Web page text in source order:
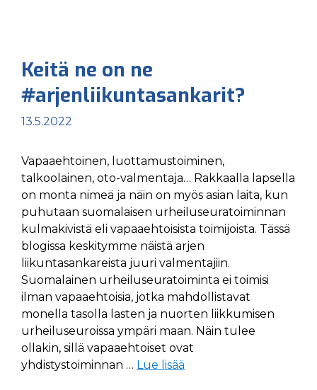
Keitä ne on ne
#arjenliikuntasankarit?
13.5.2022
Vapaaehtoinen, luottamustoiminen,
talkoolainen, oto-valmentaja… Rakkaalla lapsella
on monta nimeä ja näin on myös asian laita, kun
puhutaan suomalaisen urheiluseuratoiminnan
kulmakivistä eli vapaaehtoisista toimijoista. Tässä
blogissa keskitymme näistä arjen
liikuntasankareista juuri valmentajiin.
Suomalainen urheiluseuratoiminta ei toimisi
ilman vapaaehtoisia, jotka mahdollistavat
monella tasolla lasten ja nuorten liikkumisen
urheiluseuroissa ympäri maan. Näin tulee
ollakin, sillä vapaaehtoiset ovat
yhdistystoiminnan … Lue lisää